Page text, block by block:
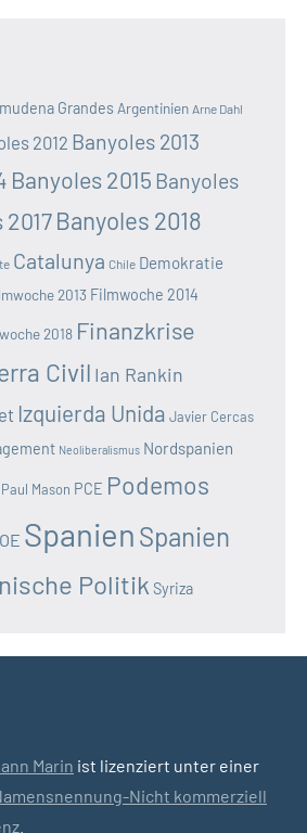
Grandes Argentinien Arne Dahl
2012 Banyoles 2013
Banyoles 2015 Banyoles
2017 Banyoles 2018
Catalunya Chile Demokratie
2013 Filmwoche 2014
2018 Finanzkrise
Civil Ian Rankin
Izquierda Unida Javier Cercas
Neoliberalismus Nordspanien
Paul Mason PCE Podemos
Spanien Spanien
Politik Syriza
Marin ist lizenziert unter einer
Nicht kommerziell